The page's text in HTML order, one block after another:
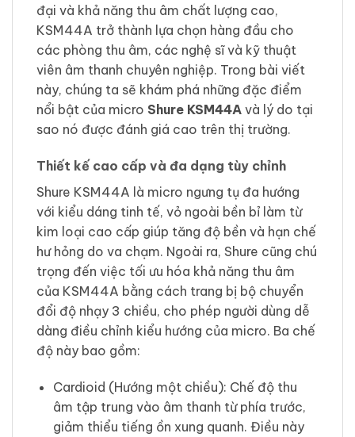
đại và khả năng thu âm chất lượng cao,
KSM44A trở thành lựa chọn hàng đầu cho
các phòng thu âm, các nghệ sĩ và kỹ thuật
viên âm thanh chuyên nghiệp. Trong bài viết
này, chúng ta sẽ khám phá những đặc điểm
nổi bật của micro Shure KSM44A và lý do tại
sao nó được đánh giá cao trên thị trường.
Thiết kế cao cấp và đa dạng tùy chỉnh
Shure KSM44A là micro ngưng tụ đa hướng
với kiểu dáng tinh tế, vỏ ngoài bền bỉ làm từ
kim loại cao cấp giúp tăng độ bền và hạn chế
hư hỏng do va chạm. Ngoài ra, Shure cũng chú
trọng đến việc tối ưu hóa khả năng thu âm
của KSM44A bằng cách trang bị bộ chuyển
đổi độ nhạy 3 chiều, cho phép người dùng dễ
dàng điều chỉnh kiểu hướng của micro. Ba chế
độ này bao gồm:
Cardioid (Hướng một chiều): Chế độ thu
âm tập trung vào âm thanh từ phía trước,
giảm thiểu tiếng ồn xung quanh. Điều này